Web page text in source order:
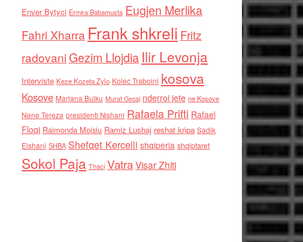
Enver Bytyci Ermira Babamusta Eugjen Merlika
Fahri Xharra Frank shkreli Fritz
radovaniGezim Llojdia Ilir Levonja
Interviste Keze Kozeta Zylo Kolec Traboini kosova
Kosove Marjana Bulku Murat Gecaj nderroi jete ne Kosove
Nene Tereza presidenti Nishani Rafaela Prifti Rafael
Floqi Raimonda Moisiu Ramiz Lushaj reshat kripa Sadik
Elshani SHBA Shefqet Kercelli shqiperia shqiptaret
Sokol Paja Thaci VatraVisar Zhiti